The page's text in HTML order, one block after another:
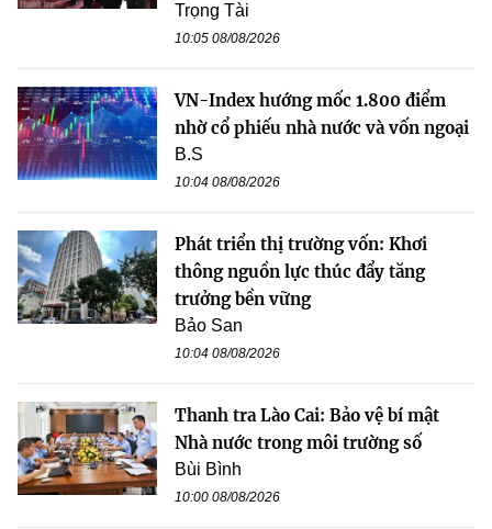
Trọng Tài
10:05 08/08/2026
VN-Index hướng mốc 1.800 điểm
nhờ cổ phiếu nhà nước và vốn ngoại
B.S
10:04 08/08/2026
Phát triển thị trường vốn: Khơi
thông nguồn lực thúc đẩy tăng
trưởng bền vững
Bảo San
10:04 08/08/2026
Thanh tra Lào Cai: Bảo vệ bí mật
Nhà nước trong môi trường số
Bùi Bình
10:00 08/08/2026